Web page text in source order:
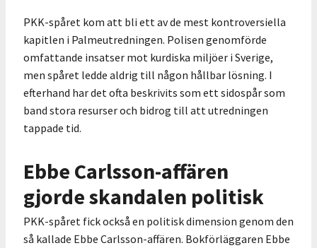
PKK-spåret kom att bli ett av de mest kontroversiella
kapitlen i Palmeutredningen. Polisen genomförde
omfattande insatser mot kurdiska miljöer i Sverige,
men spåret ledde aldrig till någon hållbar lösning. I
efterhand har det ofta beskrivits som ett sidospår som
band stora resurser och bidrog till att utredningen
tappade tid.
Ebbe Carlsson-affären
gjorde skandalen politisk
PKK-spåret fick också en politisk dimension genom den
så kallade Ebbe Carlsson-affären. Bokförläggaren Ebbe